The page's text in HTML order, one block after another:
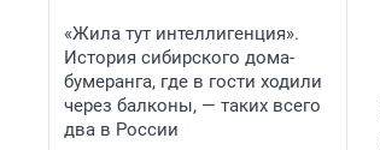
«Жила тут интеллигенция».
История сибирского дома-
бумеранга, где в гости ходили
через балконы, — таких всего
два в России